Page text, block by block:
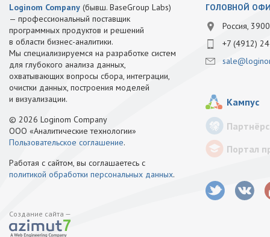
Loginom Company (бывш. BaseGroup Labs)
— профессиональный поставщик
программных продуктов и решений
в области бизнес-аналитики.
Мы специализируемся на разработке систем
для глубокого анализа данных,
охватывающих вопросы сбора, интеграции,
очистки данных, построения моделей
и визуализации.
© 2026 Loginom Company
ООО «Аналитические технологии»
Пользовательское соглашение.
Работая с сайтом, вы соглашаетесь с
политикой обработки персональных данных.
Создание сайта —
ГОЛОВНОЙ
Россия,
+7 (4912)
Кампус
Портал